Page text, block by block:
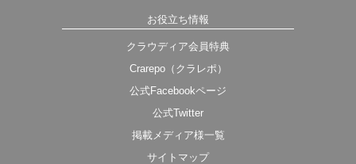
お役立ち情報
クラウディア会員特典
Crarepo（クラレポ）
公式Facebookページ
公式Twitter
掲載メディア様一覧
サイトマップ